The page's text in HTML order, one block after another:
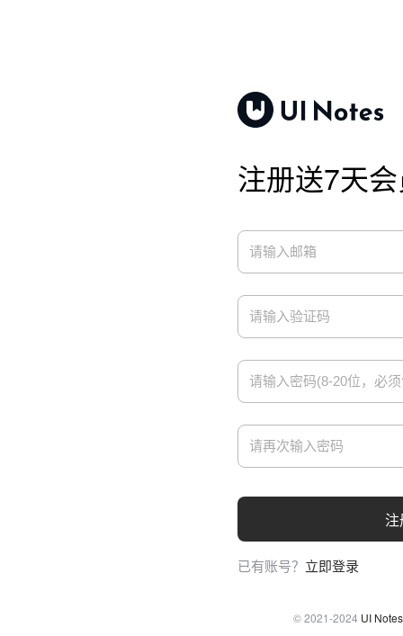
注册送7天
已有账号？ 立即登录
© 2021-2024 UI Notes